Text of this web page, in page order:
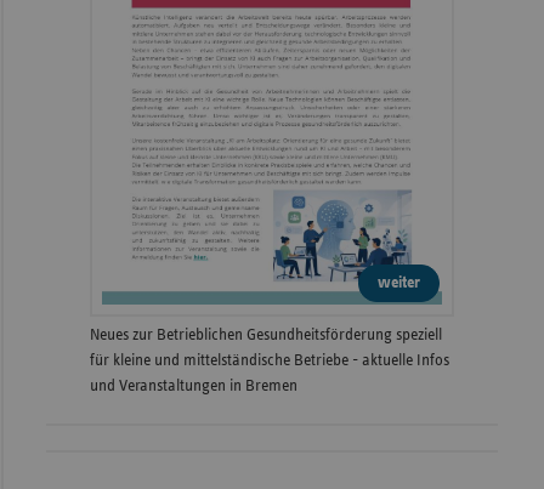
weiter
Neues zur Betrieblichen Gesundheitsförderung speziell
für kleine und mittelständische Betriebe - aktuelle Infos
und Veranstaltungen in Bremen